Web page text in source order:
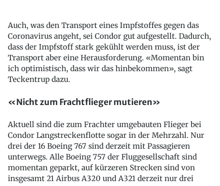
Auch, was den Transport eines Impfstoffes gegen das
Coronavirus angeht, sei Condor gut aufgestellt. Dadurch,
dass der Impfstoff stark gekühlt werden muss, ist der
Transport aber eine Herausforderung. «Momentan bin
ich optimistisch, dass wir das hinbekommen», sagt
Teckentrup dazu.
«Nicht zum Frachtflieger mutieren»
Aktuell sind die zum Frachter umgebauten Flieger bei
Condor Langstreckenflotte sogar in der Mehrzahl. Nur
drei der 16 Boeing 767 sind derzeit mit Passagieren
unterwegs. Alle Boeing 757 der Fluggesellschaft sind
momentan geparkt, auf kürzeren Strecken sind von
insgesamt 21 Airbus A320 und A321 derzeit nur drei